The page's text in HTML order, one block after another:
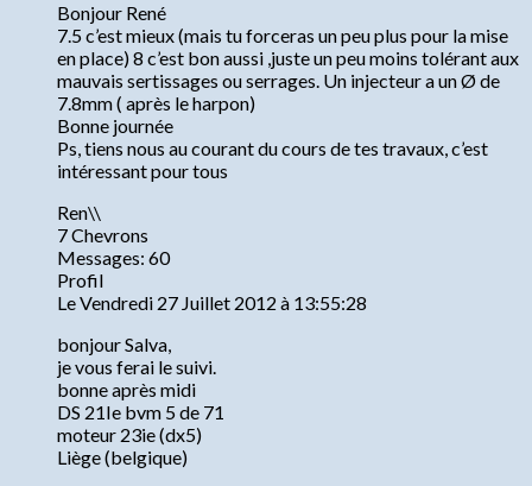
Bonjour René
7.5 c’est mieux (mais tu forceras un peu plus pour la mise
en place) 8 c’est bon aussi ,juste un peu moins tolérant aux
mauvais sertissages ou serrages. Un injecteur a un Ø de
7.8mm ( après le harpon)
Bonne journée
Ps, tiens nous au courant du cours de tes travaux, c’est
intéressant pour tous
Ren\\
7 Chevrons
Messages: 60
Profil
Le Vendredi 27 Juillet 2012 à 13:55:28
bonjour Salva,
je vous ferai le suivi.
bonne après midi
DS 21Ie bvm 5 de 71
moteur 23ie (dx5)
Liège (belgique)